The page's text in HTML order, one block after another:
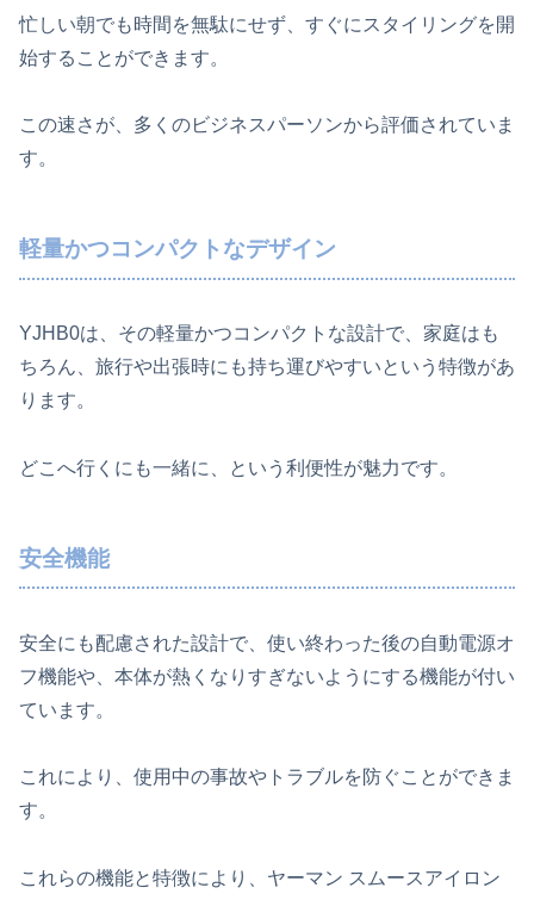
忙しい朝でも時間を無駄にせず、すぐにスタイリングを開
始することができます。
この速さが、多くのビジネスパーソンから評価されていま
す。
軽量かつコンパクトなデザイン
YJHB0は、その軽量かつコンパクトな設計で、家庭はも
ちろん、旅行や出張時にも持ち運びやすいという特徴があ
ります。
どこへ行くにも一緒に、という利便性が魅力です。
安全機能
安全にも配慮された設計で、使い終わった後の自動電源オ
フ機能や、本体が熱くなりすぎないようにする機能が付い
ています。
これにより、使用中の事故やトラブルを防ぐことができま
す。
これらの機能と特徴により、ヤーマン スムースアイロン